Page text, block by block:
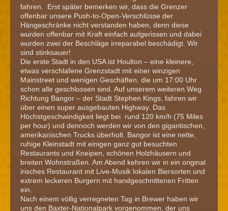
fahren. Erst später bemerken wir, dass die Grenzer
offenbar unsere Push-to-Open-Verschlüsse der
Hängeschränke nicht verstanden haben, denn diese
wurden offenbar mit Kraft einfach aufgerissen und dabei
wurden zwei der Beschläge irreparabel beschädigt. Wir
sind stinksauer!
Die erste Stadt in den USA ist Houlton – eine kleinere,
etwas verschlafene Grenzstadt mit einer winzigen
Mainstreet und wenigen Geschäften, die um 17:00 Uhr
schon alle geschlossen sind. Auf unserem weiteren Weg
Richtung Bangor – der Stadt Stephen Kings, fahren wir
über einen super ausgebauten Highway. Das
Höchstgeschwindigkeit liegt bei rund 120 km/h (75 Miles
per hour) und dennoch werden wir von den gigantischen,
amerikanischen Trucks überholt. Bangor ist eine nette,
ruhige Kleinstadt mit einigen ganz gut besuchten
Restaurants und Kneipen, schönen Holzhäusern und
breiten Wohnstraßen. Am Abend kehren wir in ein original
irisches Restaurant mit Live-Musik lokalen Biersorten und
extrem leckeren Burgern mit handgeschnittenen Fritten
ein.
Nach einem völlig verregneten Tag in Brewer haben wir
uns den Baxter-Nationalpark vorgenommen, der uns